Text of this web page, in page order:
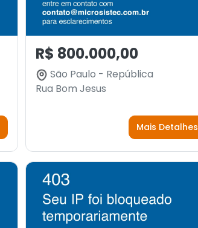
R$ 800.000,00
São Paulo - República
Rua Bom Jesus
Mais Detalhes